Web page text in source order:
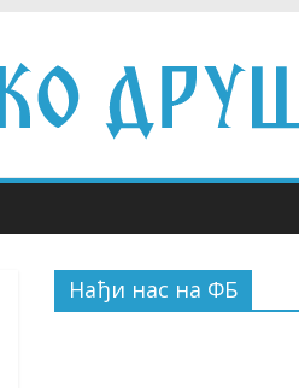
Нађи нас на ФБ